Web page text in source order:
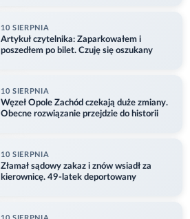
10 SIERPNIA
Artykuł czytelnika: Zaparkowałem i
poszedłem po bilet. Czuję się oszukany
10 SIERPNIA
Węzeł Opole Zachód czekają duże zmiany.
Obecne rozwiązanie przejdzie do historii
10 SIERPNIA
Złamał sądowy zakaz i znów wsiadł za
kierownicę. 49-latek deportowany